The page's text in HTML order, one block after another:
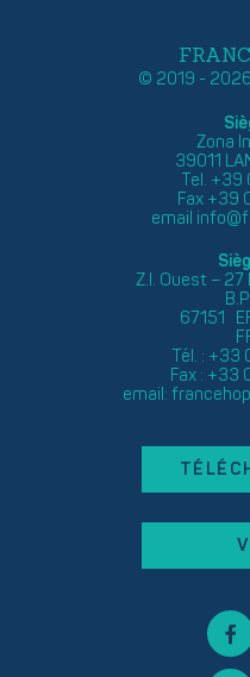
© 2019 -
Zona
39011
Tel. +39
Fax +39
email
Z.I. Ouest –
67151
Tél. : +33
Fax : +33
email: